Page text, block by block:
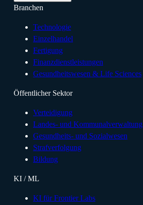
Branchen
Technologie
Einzelhandel
Fertigung
Finanzdienstleistungen
Gesundheitswesen & Life Sciences
Öffentlicher Sektor
Verteidigung
Landes- und Kommunalverwaltung
Gesundheits- und Sozialwesen
Strafverfolgung
Bildung
KI / ML
KI für Frontier Labs